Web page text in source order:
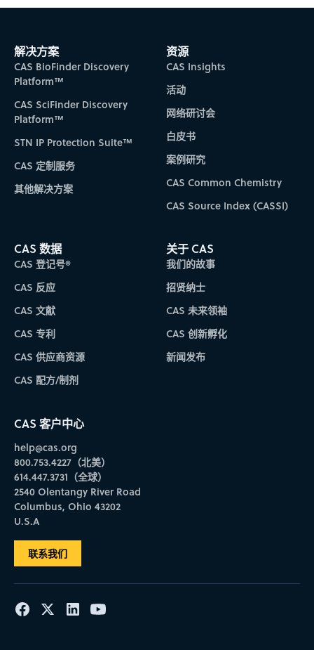
解决方案
CAS BioFinder Discovery
Platform™
CAS SciFinder Discovery
Platform™
STN IP Protection Suite™
CAS 定制服务
其他解决方案
资源
CAS Insights
活动
网络研讨会
白皮书
案例研究
CAS Common Chemistry
CAS Source Index (CASSI)
CAS 数据
CAS 登记号®
CAS 反应
CAS 文献
CAS 专利
CAS 供应商资源
CAS 配方/制剂
关于 CAS
我们的故事
招贤纳士
CAS 未来领袖
CAS 创新孵化
新闻发布
CAS 客户中心
help@cas.org
800.753.4227（北美）
614.447.3731（全球）
2540 Olentangy River Road
Columbus, Ohio 43202
U.S.A
联系我们